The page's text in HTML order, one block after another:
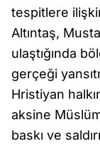
tespitlere
Altıntaş,
ulaştığında
gerçeği
Hristiyan
aksine
baskı ve